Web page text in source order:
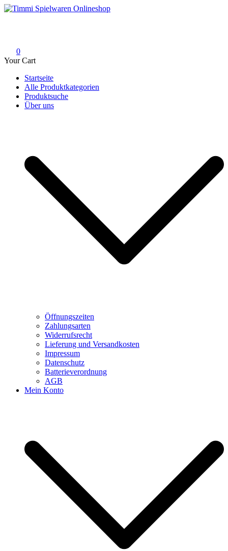
Skip
0
Your Cart
Startseite
Alle Produktkategorien
Produktsuche
Über uns
Öffnungszeiten
Zahlungsarten
Widerrufsrecht
Lieferung und Versandkosten
Impressum
Datenschutz
Batterieverordnung
AGB
Mein Konto